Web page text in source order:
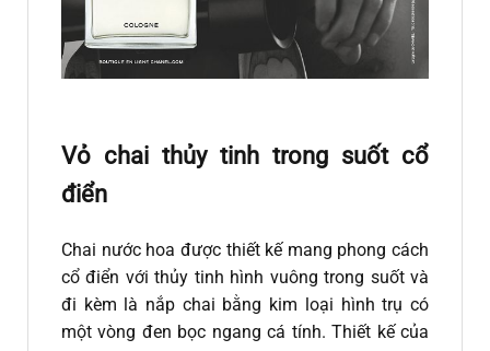
Vỏ chai thủy tinh trong suốt cổ
điển
Chai nước hoa được thiết kế mang phong cách
cổ điển với thủy tinh hình vuông trong suốt và
đi kèm là nắp chai bằng kim loại hình trụ có
một vòng đen bọc ngang cá tính. Thiết kế của